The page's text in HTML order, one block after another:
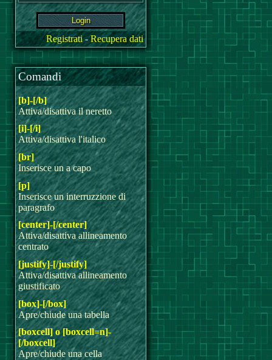
Registrati-Recupera dati
Comandi
[b]-[/b]
Attiva/disattiva il neretto
[i]-[/i]
Attiva/disattiva l'italico
[br]
Inserisce un a capo
[p]
Inserisce un interruzzione di
paragrafo
[center]-[/center]
Attiva/disattiva allineamento
centrato
[justify]-[/justify]
Attiva/disattiva allineamento
giustificato
[box]-[/box]
Apre/chiude una tabella
[boxcell] o [boxcell=n]-
[/boxcell]
Apre/chiude una cella